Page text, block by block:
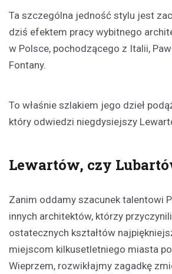
Ta szczególna jedność stylu jest
dziś efektem pracy wybitnego
w Polsce, pochodzącego z Italii,
Fontany.
To właśnie szlakiem jego dzieł
który odwiedzi niegdysiejszy
Lewartów, czy
Zanim oddamy szacunek talentowi
innych architektów, którzy
ostatecznych kształtów
miejscom kilkusetletniego miasta
Wieprzem, rozwikłajmy zagadkę